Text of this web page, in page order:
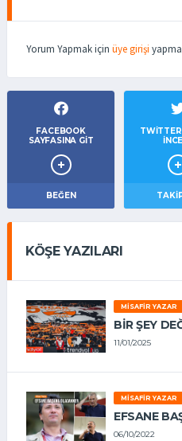
Yorum Yapmak için üye girişi
FACEBOOK
SAYFASINA GIT
BEĞEN
KÖŞE YAZILARI
MISAFIR YAZAR
BIR ŞEY
11/01/2025
MISAFIR YAZAR
EFSANE
06/10/2022